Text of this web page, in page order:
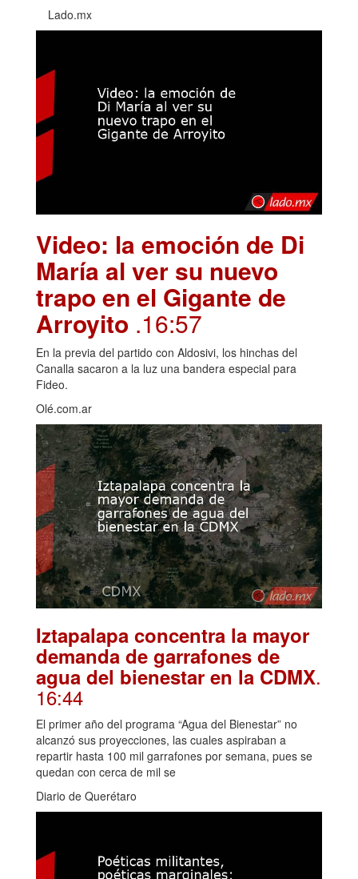
Lado.mx
Video: la emoción de Di
María al ver su nuevo
trapo en el Gigante de
Arroyito .16:57
En la previa del partido con Aldosivi, los hinchas del
Canalla sacaron a la luz una bandera especial para
Fideo.
Olé.com.ar
Iztapalapa concentra la mayor
demanda de garrafones de
agua del bienestar en la CDMX.
16:44
El primer año del programa “Agua del Bienestar” no
alcanzó sus proyecciones, las cuales aspiraban a
repartir hasta 100 mil garrafones por semana, pues se
quedan con cerca de mil se
Diario de Querétaro